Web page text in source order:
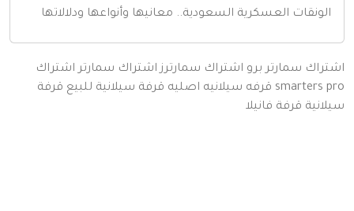
العسكرية السعودية.. معانيها وأنواعها ودلالاتها
سمارتر برو اشتراك سمارترز اشتراك سمارتر اشتراك
smarters قرفه سيلانيه اصليه قرفة سيلانية للبيعقرفة
قرفة فانيلا